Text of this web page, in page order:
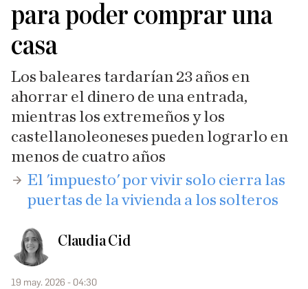
para poder comprar una
casa
Los baleares tardarían 23 años en
ahorrar el dinero de una entrada,
mientras los extremeños y los
castellanoleoneses pueden lograrlo en
menos de cuatro años
El 'impuesto' por vivir solo cierra las
puertas de la vivienda a los solteros
Claudia Cid
19 may. 2026 - 04:30